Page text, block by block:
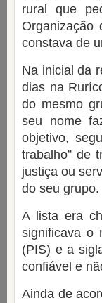
rural que
Organização
constava de
Na inicial da
dias na
do mesmo
seu nome
objetivo,
trabalho” de
justiça ou
do seu grupo.
A lista era
significava o
(PIS) e a
confiável e
Ainda de